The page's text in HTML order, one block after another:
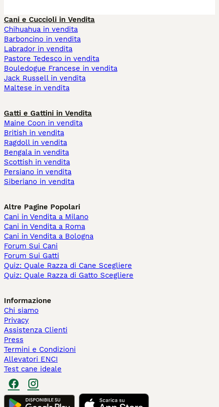
Cani e Cuccioli in Vendita
Chihuahua in vendita
Barboncino in vendita
Labrador in vendita
Pastore Tedesco in vendita
Bouledogue Francese in vendita
Jack Russell in vendita
Maltese in vendita
Gatti e Gattini in Vendita
Maine Coon in vendita
British in vendita
Ragdoll in vendita
Bengala in vendita
Scottish in vendita
Persiano in vendita
Siberiano in vendita
Altre Pagine Popolari
Cani in Vendita a Milano
Cani in Vendita a Roma
Cani in Vendita a Bologna
Forum Sui Cani
Forum Sui Gatti
Quiz: Quale Razza di Cane Scegliere
Quiz: Quale Razza di Gatto Scegliere
Informazione
Chi siamo
Privacy
Assistenza Clienti
Press
Termini e Condizioni
Allevatori ENCI
Test cane ideale